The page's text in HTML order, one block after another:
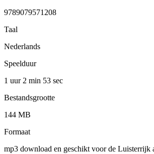
9789079571208
Taal
Nederlands
Speelduur
1 uur 2 min 53 sec
Bestandsgrootte
144 MB
Formaat
mp3 download en geschikt voor de Luisterrijk